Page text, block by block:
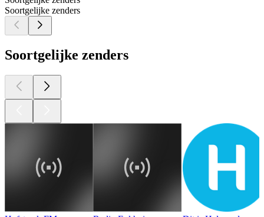
Soortgelijke zenders
Soortgelijke zenders